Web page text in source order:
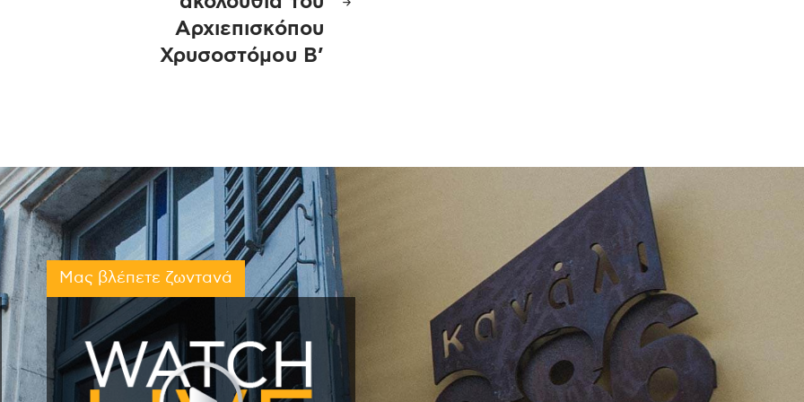
Αρχιεπισκόπου
Χρυσοστόμου Β’
Μας βλέπετε ζωντανά